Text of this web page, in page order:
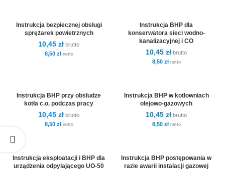
Instrukcja bezpiecznej obsługi
sprężarek powietrznych
10,45 zł brutto
8,50 złnetto
Instrukcja BHP dla
konserwatora sieci wodno-
kanalizacyjnej i CO
10,45 zł brutto
8,50 złnetto
Instrukcja BHP przy obsłudze
kotła c.o. podczas pracy
10,45 zł brutto
8,50 złnetto
Instrukcja BHP w kotłowniach
olejowo-gazowych
10,45 zł brutto
8,50 złnetto
Instrukcja eksploatacji i BHP dla
urządzenia odpylającego UO-50
Instrukcja BHP postępowania w
razie awarii instalacji gazowej